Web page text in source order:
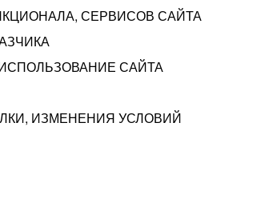
СЕРВИСОВ САЙТА
САЙТА
ИЗМЕНЕНИЯ УСЛОВИЙ